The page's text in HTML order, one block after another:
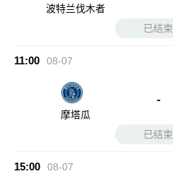
波特兰伐木者
已结束
11:00 08-07
摩塔瓜
-
已结束
15:00 08-07